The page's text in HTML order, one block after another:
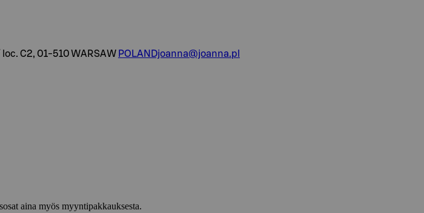
loc. C2, 01-510 WARSAW POLANDjoanna@joanna.pl
aina myös myyntipakkauksesta.